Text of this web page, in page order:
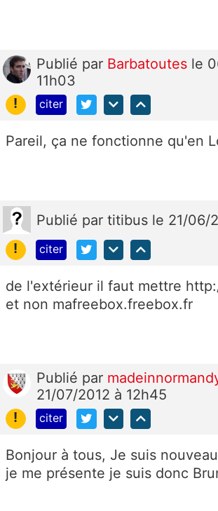
Publié par Barbatoutes le
11h03
!
citer
Pareil, ça ne fonctionne qu'en
Publié par titibus le 21/06/
!
citer
de l'extérieur il faut mettre
et non mafreebox.freebox.fr
Publié par
21/07/2012 à 12h45
!
citer
Bonjour à tous, Je suis
je me présente je suis donc